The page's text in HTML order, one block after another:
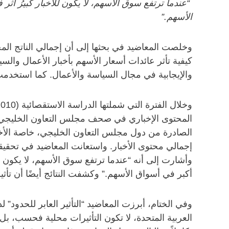
“عندما ترتفع سوق الأسهم، لا يكون للأخبار كبيرُ
الأسهم.”
وخلصت المعاضيد في بحثها إلى أن إجمالي الناتج
كيفية تأثر عائدات أسعار الأسهم بأخبار الأعمال
والإيجابية في مجال السياسة والأعمال. كما
المحتوى الإخباري في صحف مجلس التعاون الخليجي
الصادرة من دول مجلس التعاون الخليجي، خاصة
إجمالي محتوى الأخبار. واستعانت المعاضيد في
وأشارت إلى أنه “عندما ترتفع سوق الأسهم، لا
أكبر في أسواق الأسهم.” وكشفت النتائج أيضًا أن
وفي الختام، أبرزت المعاضيد “التأثير العابر
العربية المتحدة، لا تكون التأثيرات محلية فحسب،